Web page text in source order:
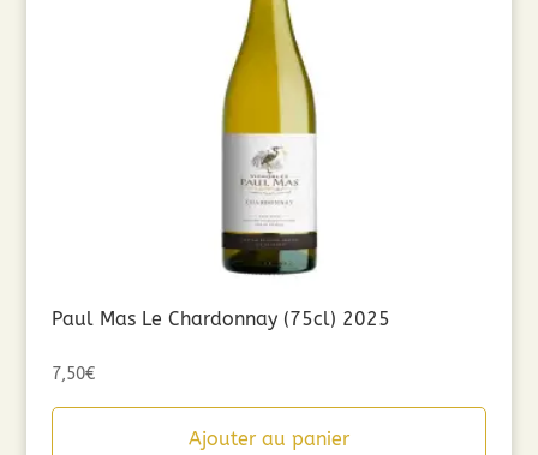
Paul Mas Le Chardonnay (75cl) 2025
7,50€
Ajouter au panier